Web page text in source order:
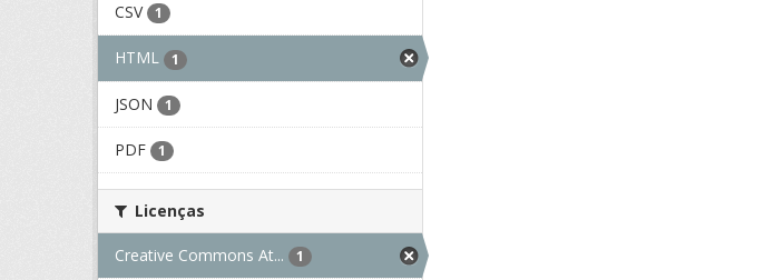
CSV 1
HTML 1
JSON 1
PDF 1
Licenças
Creative Commons At... 1